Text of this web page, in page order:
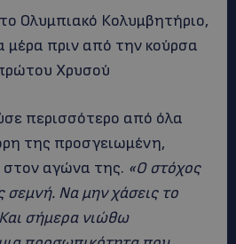
Ολυμπιακό Κολυμβητήριο,
μέρα πριν από την κούρσα
Χρυσού
περισσότερο από όλα
της προσγειωμένη,
στον αγώνα της. «Ο στόχος
σεμνή. Να μην χάσεις το
σήμερα νιώθω